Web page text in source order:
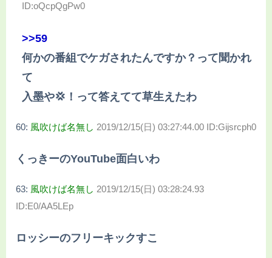
ID:oQcpQgPw0
>>59
何かの番組でケガされたんですか？って聞かれ
て
入墨や💢！って答えてて草生えたわ
60: 風吹けば名無し 2019/12/15(日) 03:27:44.00 ID:Gijsrcph0
くっきーのYouTube面白いわ
63: 風吹けば名無し 2019/12/15(日) 03:28:24.93
ID:E0/AA5LEp
ロッシーのフリーキックすこ